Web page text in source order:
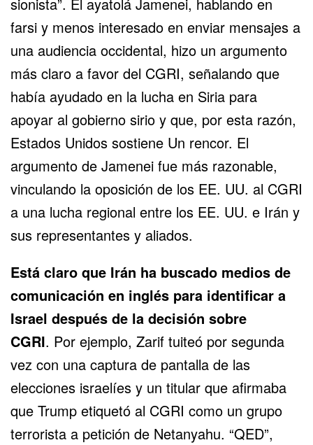
farsi y menos interesado en enviar mensajes a
una audiencia occidental, hizo un argumento
más claro a favor del CGRI, señalando que
había ayudado en la lucha en Siria para
apoyar al gobierno sirio y que, por esta razón,
Estados Unidos sostiene Un rencor. El
argumento de Jamenei fue más razonable,
vinculando la oposición de los EE. UU. al CGRI
a una lucha regional entre los EE. UU. e Irán y
sus representantes y aliados.
Está claro que Irán ha buscado medios de
comunicación en inglés para identificar a
Israel después de la decisión sobre
CGRI. Por ejemplo, Zarif tuiteó por segunda
vez con una captura de pantalla de las
elecciones israelíes y un titular que afirmaba
que Trump etiquetó al CGRI como un grupo
terrorista a petición de Netanyahu. “QED”,